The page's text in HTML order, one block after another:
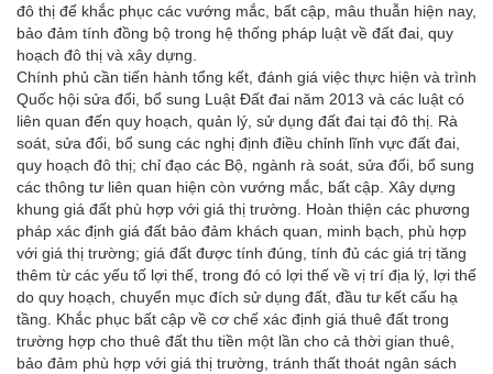
đô thị để khắc phục các vướng mắc, bất cập, mâu thuẫn hiện nay,
bảo đảm tính đồng bộ trong hệ thống pháp luật về đất đai, quy
hoạch đô thị và xây dựng.
Chính phủ cần tiến hành tổng kết, đánh giá việc thực hiện và trình
Quốc hội sửa đổi, bổ sung Luật Đất đai năm 2013 và các luật có
liên quan đến quy hoạch, quản lý, sử dụng đất đai tại đô thị. Rà
soát, sửa đổi, bổ sung các nghị định điều chỉnh lĩnh vực đất đai,
quy hoạch đô thị; chỉ đạo các Bộ, ngành rà soát, sửa đổi, bổ sung
các thông tư liên quan hiện còn vướng mắc, bất cập. Xây dựng
khung giá đất phù hợp với giá thị trường. Hoàn thiện các phương
pháp xác định giá đất bảo đảm khách quan, minh bạch, phù hợp
với giá thị trường; giá đất được tính đúng, tính đủ các giá trị tăng
thêm từ các yếu tố lợi thế, trong đó có lợi thế về vị trí địa lý, lợi thế
do quy hoạch, chuyển mục đích sử dụng đất, đầu tư kết cấu hạ
tầng. Khắc phục bất cập về cơ chế xác định giá thuê đất trong
trường hợp cho thuê đất thu tiền một lần cho cả thời gian thuê,
bảo đảm phù hợp với giá thị trường, tránh thất thoát ngân sách